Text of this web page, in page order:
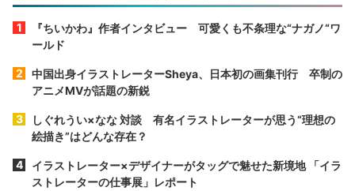
『ちいかわ』作者インタビュー 可愛くも不条理な“ナガノ“ワ
ールド
中国出身イラストレーターSheya、日本初の画集刊行 卒制の
アニメMVが話題の新鋭
しぐれうい×なな 対談 有名イラストレーターが思う“理想の
絵描き”はどんな存在？
イラストレーター×デザイナーがタッグで魅せた新境地 「イラ
ストレーターの仕事展」レポート